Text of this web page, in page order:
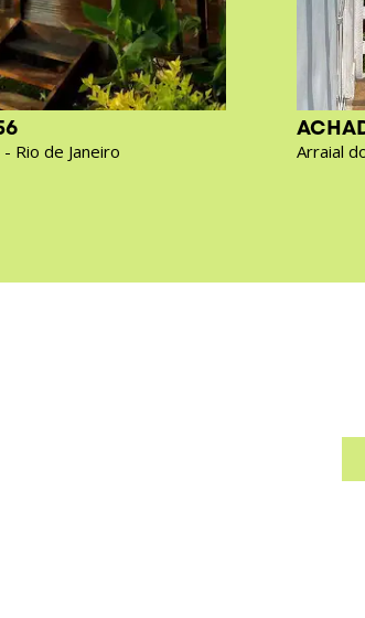
Rio de Janeiro Arraial